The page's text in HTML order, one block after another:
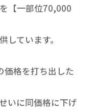
【一部位70,000
ています。
価格を打ち出した
いに同価格に下げ